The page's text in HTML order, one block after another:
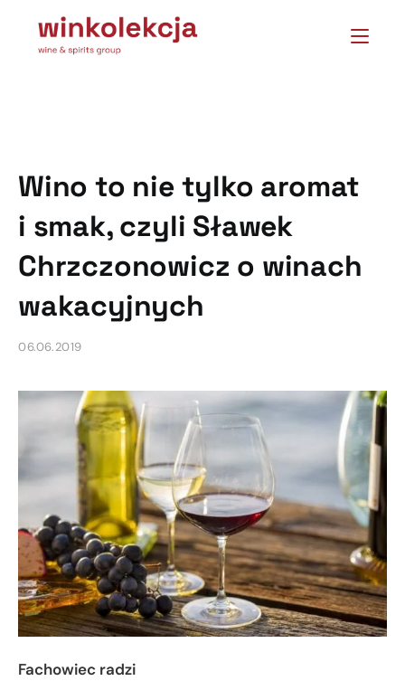
Wino to nie tylko aromat
i smak, czyli Sławek
Chrzczonowicz o winach
wakacyjnych
06.06.2019
Fachowiec radzi